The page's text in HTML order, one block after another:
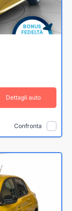
Dettagli auto
Confronta